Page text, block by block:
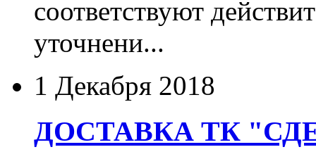
соответствуют
уточнени...
1 Декабря 2018
ДОСТАВКА ТК